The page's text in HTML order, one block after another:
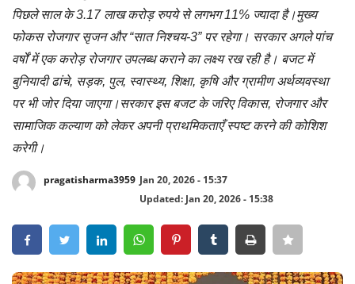
Entertainment
Business
Sports
Lifestyle
Career
Tech
Social – Viral
पिछले साल के 3.17 लाख करोड़ रुपये से लगभग 11% ज्यादा है।मुख्य
फोकस रोजगार सृजन और “सात निश्चय-3” पर रहेगा। सरकार अगले पांच
वर्षों में एक करोड़ रोजगार उपलब्ध कराने का लक्ष्य रख रही है। बजट में
बुनियादी ढांचे, सड़क, पुल, स्वास्थ्य, शिक्षा, कृषि और ग्रामीण अर्थव्यवस्था
पर भी जोर दिया जाएगा।सरकार इस बजट के जरिए विकास, रोजगार और
सामाजिक कल्याण को लेकर अपनी प्राथमिकताएँ स्पष्ट करने की कोशिश
करेगी।
pragatisharma3959 Jan 20, 2026 - 15:37
Updated: Jan 20, 2026 - 15:38